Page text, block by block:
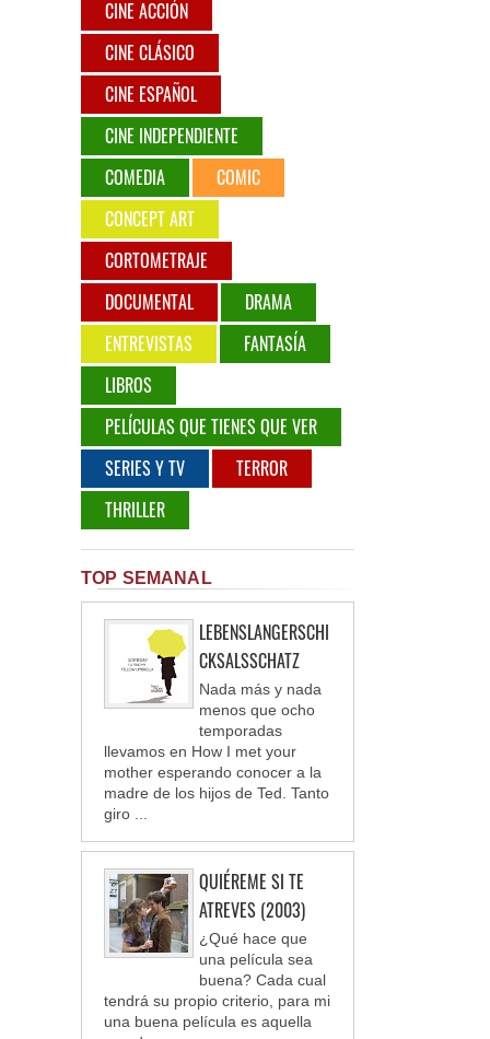
CINE ACCIÓN
CINE CLÁSICO
CINE ESPAÑOL
CINE INDEPENDIENTE
COMEDIA
COMIC
CONCEPT ART
CORTOMETRAJE
DOCUMENTAL
DRAMA
ENTREVISTAS
FANTASÍA
LIBROS
PELÍCULAS QUE TIENES QUE VER
SERIES Y TV
TERROR
THRILLER
TOP SEMANAL
LEBENSLANGERSCHI
CKSALSSCHATZ
Nada más y nada
menos que ocho
temporadas
llevamos en How I met your
mother esperando conocer a la
madre de los hijos de Ted. Tanto
giro ...
QUIÉREME SI TE
ATREVES (2003)
¿Qué hace que
una película sea
buena? Cada cual
tendrá su propio criterio, para mi
una buena película es aquella